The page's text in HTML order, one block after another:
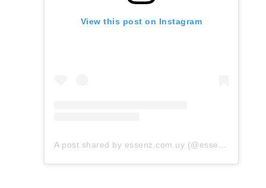
View this post on Instagram
A post shared by essenz.com.uy (@essenz.com.uy)